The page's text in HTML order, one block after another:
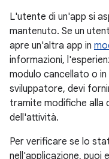
L'utente di un'app si
mantenuto. Se un
apre un'altra app in
informazioni,
modulo cancellato o
sviluppatore, devi
tramite modifiche alla
dell'attività.
Per verificare se lo
nell'applicazione, puoi